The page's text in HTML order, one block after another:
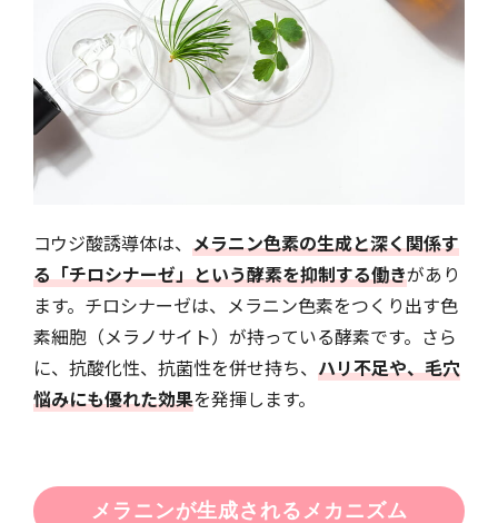
コウジ酸誘導体は、 メラニン色素の生成と深く関係す
る「チロシナーゼ」という酵素を抑制する働きがあり
ます。チロシナーゼは、メラニン色素をつくり出す色
素細胞（メラノサイト）が持っている酵素です。さら
に、抗酸化性、抗菌性を併せ持ち、 ハリ不足や、毛穴
悩みにも優れた効果を発揮します。
メラニンが生成されるメカニズム